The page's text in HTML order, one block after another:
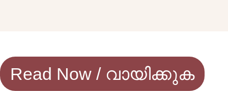
Read Now / വായിക്കുക